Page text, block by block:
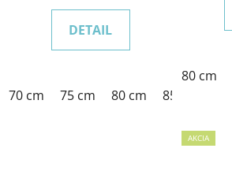
DETAIL
70 cm 75 cm 80 cm 85 cm
80 cm
AKCIA